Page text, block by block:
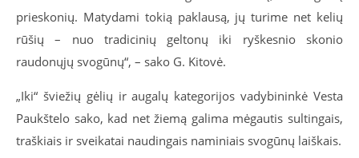
prieskonių. Matydami tokią paklausą, jų turime net kelių
rūšių – nuo tradicinių geltonų iki ryškesnio skonio
raudonųjų svogūnų“, – sako G. Kitovė.
„Iki“ šviežių gėlių ir augalų kategorijos vadybininkė Vesta
Paukštelo sako, kad net žiemą galima mėgautis sultingais,
traškiais ir sveikatai naudingais naminiais svogūnų laiškais.